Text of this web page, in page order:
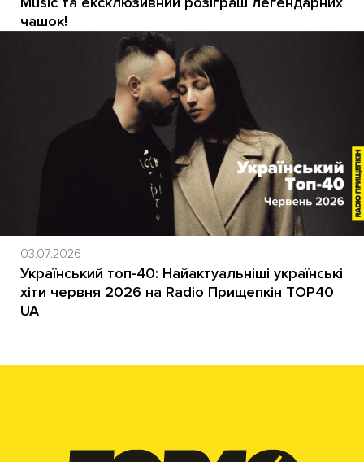
чашок!
03.07.2026
Український топ-40: Найактуальніші українські
хіти червня 2026 на Radio Прищепкін TOP40
UA